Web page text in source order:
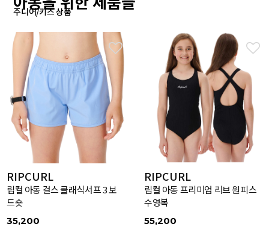
주니어/키즈 상품
RIPCURL
립컬 아동 걸스 클래식서프 3 보
드숏
35,200
RIPCURL
립컬 아동 프리미엄 리브 원피스
수영복
55,200